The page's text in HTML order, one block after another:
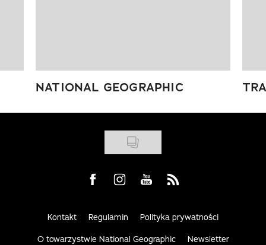
NATIONAL GEOGRAPHIC
Visit us on Facebook
Visit us on Instagram
Visit us on Youtube
Visit us on Rss
Kontakt Regulamin Polityka prywatności
O towarzystwie National Geographic Newsletter